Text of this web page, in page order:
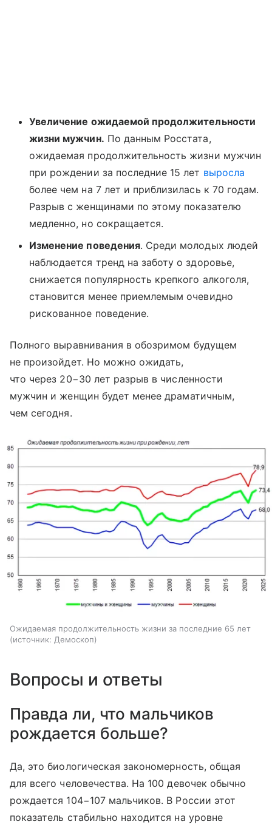
Увеличение ожидаемой продолжительности
жизни мужчин. По данным Росстата,
ожидаемая продолжительность жизни мужчин
при рождении за последние 15 лет выросла
более чем на 7 лет и приблизилась к 70 годам.
Разрыв с женщинами по этому показателю
медленно, но сокращается.
Изменение поведения. Среди молодых людей
наблюдается тренд на заботу о здоровье,
снижается популярность крепкого алкоголя,
становится менее приемлемым очевидно
рискованное поведение.
Полного выравнивания в обозримом будущем
не произойдет. Но можно ожидать,
что через 20−30 лет разрыв в численности
мужчин и женщин будет менее драматичным,
чем сегодня.
Ожидаемая продолжительность жизни за последние 65 лет
источник: Демоскоп
Вопросы и ответы
Правда ли, что мальчиков
рождается больше?
Да, это биологическая закономерность, общая
для всего человечества. На 100 девочек обычно
рождается 104−107 мальчиков. В России этот
показатель стабильно находится на уровне